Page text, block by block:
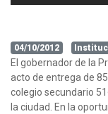
04/10/2012
El gobernador de la
acto de entrega de
colegio secundario
la ciudad. En la